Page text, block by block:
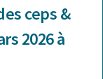
ceps &
2026 à